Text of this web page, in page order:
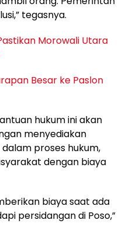
tegasnya.
Morowali Utara
Besar ke Paslon
hukum ini akan
menyediakan
proses hukum,
dengan biaya
biaya saat ada
persidangan di Poso,”